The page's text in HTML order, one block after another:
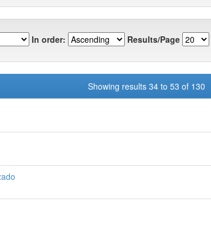
In order: Results/Page
Showing results 34 to 53 of 130